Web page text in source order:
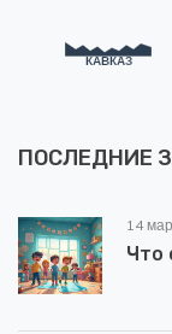
ПОСЛЕДНИЕ
14
Что